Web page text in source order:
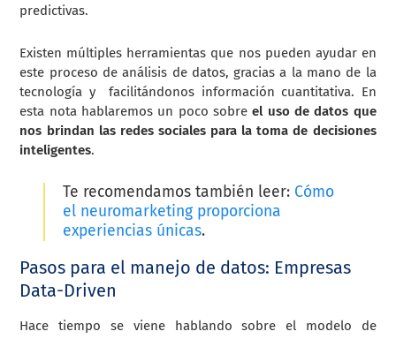
predictivas.
Existen múltiples herramientas que nos pueden ayudar en
este proceso de análisis de datos, gracias a la mano de la
tecnología y facilitándonos información cuantitativa. En
esta nota hablaremos un poco sobre el uso de datos que
nos brindan las redes sociales para la toma de decisiones
inteligentes.
Te recomendamos también leer: Cómo
el neuromarketing proporciona
experiencias únicas.
Pasos para el manejo de datos: Empresas
Data-Driven
Hace tiempo se viene hablando sobre el modelo de